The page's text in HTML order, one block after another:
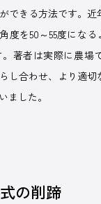
できる方法です。
度を50～55度にな
著者は実際に農場
し合わせ、より適
ました。
の削蹄